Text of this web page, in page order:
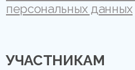
персональных данных
УЧАСТНИКАМ